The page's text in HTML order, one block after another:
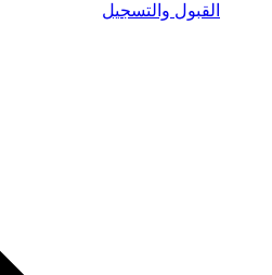
القبول والتسجيل